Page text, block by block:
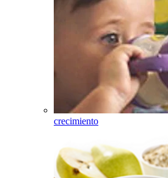
crecimiento